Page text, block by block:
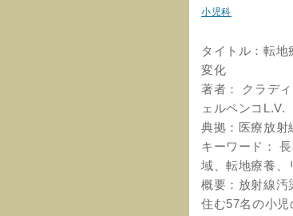
小児科
タイトル：転
変化
著者： クラデ
ェルペンコL.V.
典拠：医療放
キーワード：
域、転地療養、
概要：放射線汚
住む57名の小